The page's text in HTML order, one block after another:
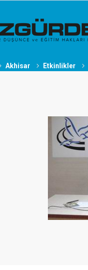
Akhisar Etkinlikler